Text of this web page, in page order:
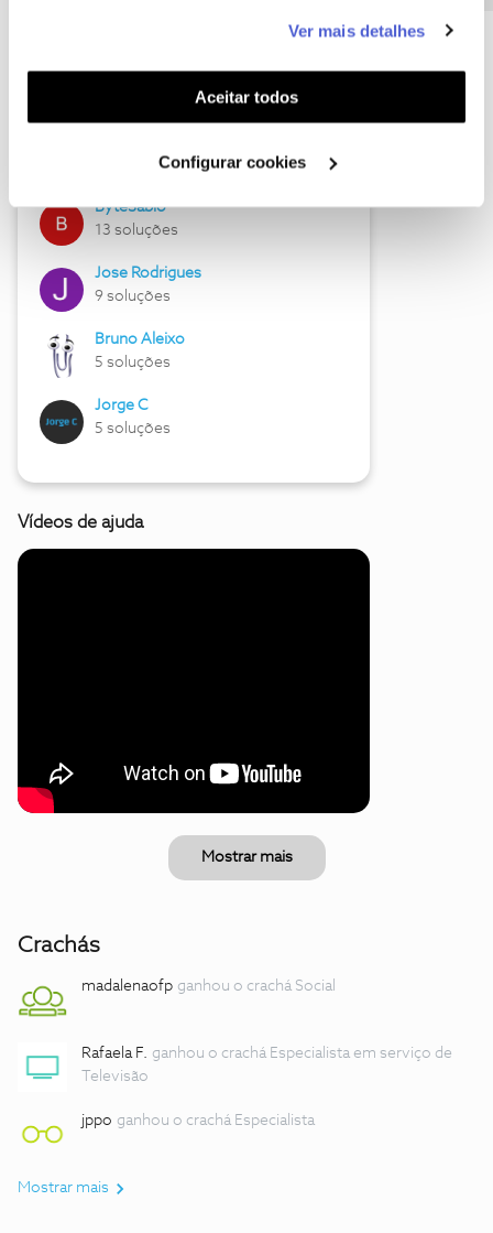
funcionalidades (cookies de personalização e
funcionalidade) e adaptar anúncios aos seus interesses
(cookies de publicidade personalizada). Pode gerir a
utilização dos cookies clicando em "Configurar
Ver mais detalhes
Aceitar todos
Configurar cookies
Hall of Fame de julho
17 soluções
ByteSábio
13 soluções
Jose Rodrigues
9 soluções
Bruno Aleixo
5 soluções
Jorge C
5 soluções
Vídeos de ajuda
Mostrar mais
Crachás
madalenaofp ganhou o crachá Social
Rafaela F. ganhou o crachá Especialista em serviço de
Televisão
jppo ganhou o crachá Especialista
Mostrar mais